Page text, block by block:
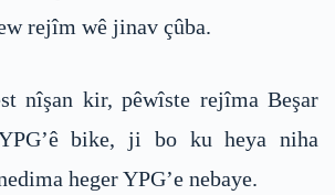
rejîm wê jinav çûba.
nîşan kir, pêwîste rejîma Beşar
bike, ji bo ku heya niha
heger YPG’e nebaye.